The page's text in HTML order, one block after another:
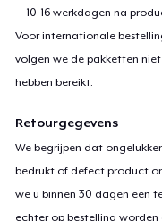
10-16 werkdagen na
Voor internationale
volgen we de pakketten
hebben bereikt.
Retourgegevens
We begrijpen dat
bedrukt of defect product
we u binnen 30 dagen een
echter op bestelling